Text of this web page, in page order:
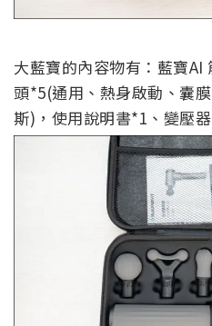
大藍寶的內容物有：藍寶
頭*5(通用、熱身啟動、囊
斯)，使用說明書*1、變壓